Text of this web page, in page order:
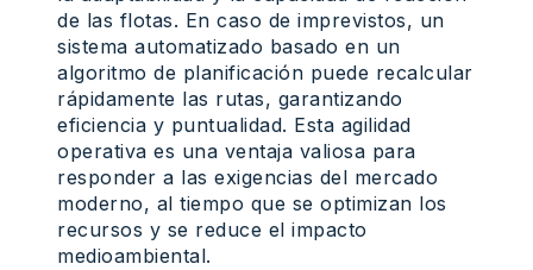
de las flotas. En caso de imprevistos, un
sistema automatizado basado en un
algoritmo de planificación puede recalcular
rápidamente las rutas, garantizando
eficiencia y puntualidad. Esta agilidad
operativa es una ventaja valiosa para
responder a las exigencias del mercado
moderno, al tiempo que se optimizan los
recursos y se reduce el impacto
medioambiental.